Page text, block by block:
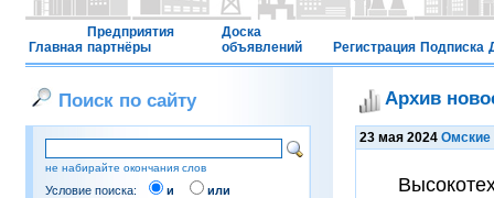
Главная
Предприятия
партнёры
Доска
объявлений
Регистрация Подписка
Поиск по сайту
не набирайте окончания слов
Условие поиска: и или
Архив
23 мая 2024 Омские